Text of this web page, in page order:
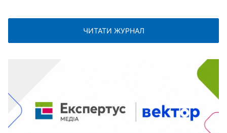
ЧИТАТИ ЖУРНАЛ